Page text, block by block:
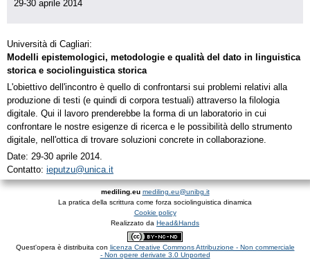
29-30 aprile 2014
Università di Cagliari:
Modelli epistemologici, metodologie e qualità del dato in linguistica
storica e sociolinguistica storica
L'obiettivo dell'incontro è quello di confrontarsi sui problemi relativi alla
produzione di testi (e quindi di corpora testuali) attraverso la filologia
digitale. Qui il lavoro prenderebbe la forma di un laboratorio in cui
confrontare le nostre esigenze di ricerca e le possibilità dello strumento
digitale, nell'ottica di trovare soluzioni concrete in collaborazione.
Date: 29-30 aprile 2014.
Contatto: ieputzu@unica.it
mediling.eu mediling.eu@unibg.it
La pratica della scrittura come forza sociolinguistica dinamica
Cookie policy
Realizzato da Head&Hands
Quest'opera è distribuita con licenza Creative Commons Attribuzione - Non commerciale
- Non opere derivate 3.0 Unported